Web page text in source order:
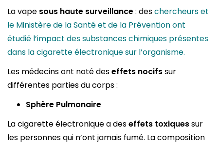
La vape sous haute surveillance: deschercheurs et
le Ministère de la Santé et de la Prévention ont
étudié l’impact des substances chimiques présentes
dans la cigarette électronique sur l’organisme.
Les médecins ont noté deseffets nocifssur
différentes parties du corps :
Sphère Pulmonaire
La cigarette électronique a deseffets toxiquessur
les personnes qui n’ont jamais fumé. La composition